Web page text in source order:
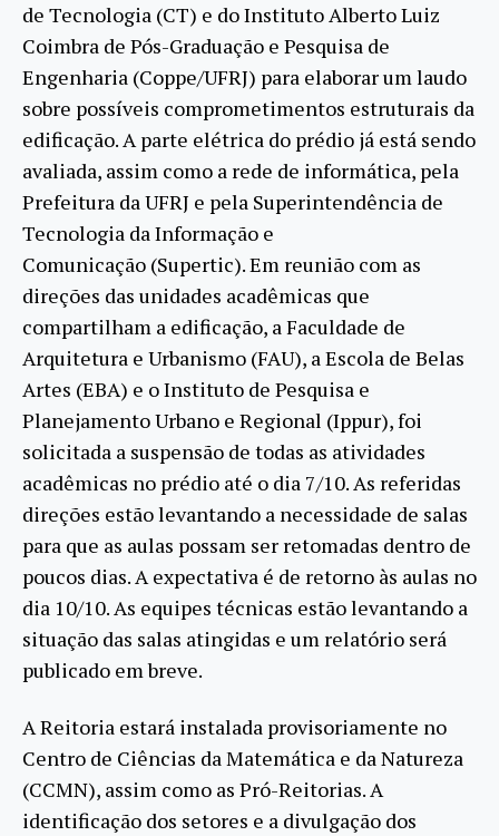
de Tecnologia (CT) e do Instituto Alberto Luiz
Coimbra de Pós-Graduação e Pesquisa de
Engenharia (Coppe/UFRJ) para elaborar um laudo
sobre possíveis comprometimentos estruturais da
edificação. A parte elétrica do prédio já está sendo
avaliada, assim como a rede de informática, pela
Prefeitura da UFRJ e pela Superintendência de
Tecnologia da Informação e
Comunicação (Supertic). Em reunião com as
direções das unidades acadêmicas que
compartilham a edificação, a Faculdade de
Arquitetura e Urbanismo (FAU), a Escola de Belas
Artes (EBA) e o Instituto de Pesquisa e
Planejamento Urbano e Regional (Ippur), foi
solicitada a suspensão de todas as atividades
acadêmicas no prédio até o dia 7/10. As referidas
direções estão levantando a necessidade de salas
para que as aulas possam ser retomadas dentro de
poucos dias. A expectativa é de retorno às aulas no
dia 10/10. As equipes técnicas estão levantando a
situação das salas atingidas e um relatório será
publicado em breve.
A Reitoria estará instalada provisoriamente no
Centro de Ciências da Matemática e da Natureza
(CCMN), assim como as Pró-Reitorias. A
identificação dos setores e a divulgação dos